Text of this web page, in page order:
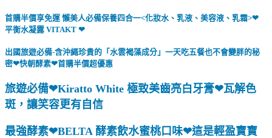
首購半價享免運 懶美人必備保養四合一<化妝水、乳液、美容液、乳霜>❤
平衡水凝露 VITAKT ❤
出國旅遊必備-含沖繩珍貴的「水雲褐藻成分」一天吃五餐也不會變胖的秘
密❤快朝酵素❤首購半價超優惠
旅遊必備❤Kiratto White 極致美齒亮白牙膏❤瓦解色
斑，讓笑容更有自信
最強酵素❤BELTA 酵素飲水蜜桃口味❤這是輕盈寶寶